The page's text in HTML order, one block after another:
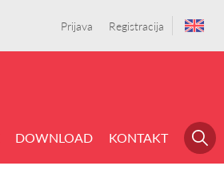
Prijava Registracija
DOWNLOAD KONTAKT